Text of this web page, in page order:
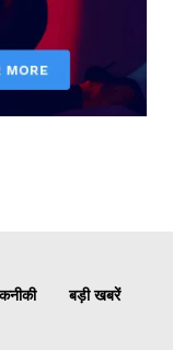
बड़ी खबरें